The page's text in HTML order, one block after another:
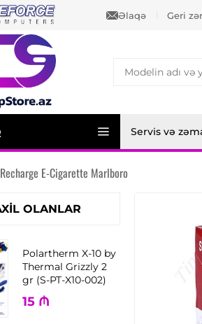
Əlaqə Geri
Servis və
Recharge E-Cigarette Marlboro
OLANLAR
Polartherm X-10 by
Thermal Grizzly 2
gr (S-PT-X10-002)
15 ₼